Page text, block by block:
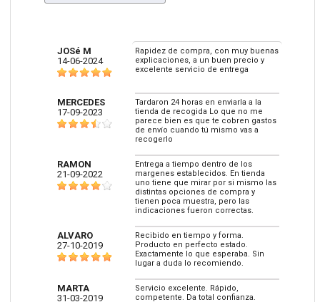
JOSé M
14-06-2024
Rapidez de compra, con muy buenas
explicaciones, a un buen precio y
excelente servicio de entrega
MERCEDES
17-09-2023
Tardaron 24 horas en enviarla a la
tienda de recogida Lo que no me
parece bien es que te cobren gastos
de envío cuando tú mismo vas a
recogerlo
RAMON
21-09-2022
Entrega a tiempo dentro de los
margenes establecidos. En tienda
uno tiene que mirar por si mismo las
distintas opciones de compra y
tienen poca muestra, pero las
indicaciones fueron correctas.
ALVARO
27-10-2019
Recibido en tiempo y forma.
Producto en perfecto estado.
Exactamente lo que esperaba. Sin
lugar a duda lo recomiendo.
MARTA
31-03-2019
Servicio excelente. Rápido,
competente. Da total confianza.